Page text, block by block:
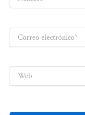
Correo
electrónico*
Web